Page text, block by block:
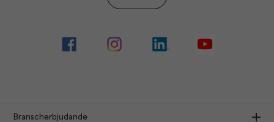
Branscherbjudande